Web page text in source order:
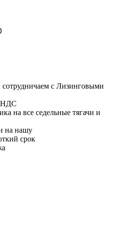
с Лизинговыми
НДС
на все седельные тягачи и
на нашу
срок